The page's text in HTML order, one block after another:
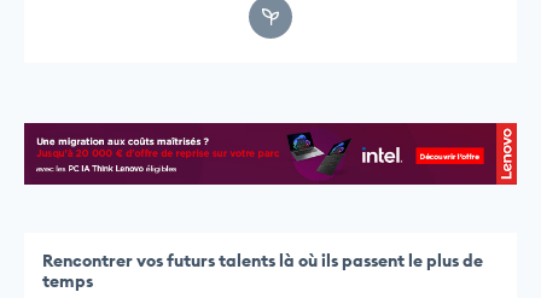
Rencontrer vos futurs talents là où ils passent le plus de
temps